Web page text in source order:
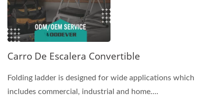
Carro De Escalera Convertible
Folding ladder is designed for wide applications which
includes commercial, industrial and home....